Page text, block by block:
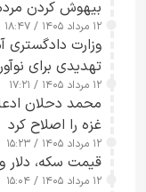
بیهوش کردن
۱۲ مرداد ۱۴۰۵ / ۱۸:۴۷
تهدیدی برای
۱۲ مرداد ۱۴۰۵ / ۱۷:۲۱
محمد دحلان
غزه را اصلاح کرد
۱۲ مرداد ۱۴۰۵ / ۱۵:۲۳
قیمت سکه، دلار و طلا ۱۲
۱۲ مرداد ۱۴۰۵ / ۱۵:۰۴